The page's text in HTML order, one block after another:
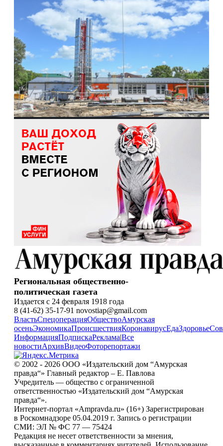
Региональная общественно-
политическая газета
Издается с 24 февраля 1918 года
8 (41-62) 35-17-91 novostiap@gmail.com
ВластьСпецоперацияОбществоАмурская
осеньЭкономикаПроисшествияКоронавирусЕдаЗдоровье
ИнформацияПодпискаРеклама|Все
новостиАрхивВидеоФоторепортажи
© 2002 - 2026 ООО «Издательский дом “Амурская
правда“» Главный редактор – Е. Павлова
Учредитель — общество с ограниченной
ответственностью «Издательский дом “Амурская
правда“».
Интернет-портал «Ampravda.ru» (16+) Зарегистрирован
в Роскомнадзоре 05.04.2019 г. Запись о регистрации
СМИ: ЭЛ № ФС 77 — 75424
Редакция не несет ответственности за мнения,